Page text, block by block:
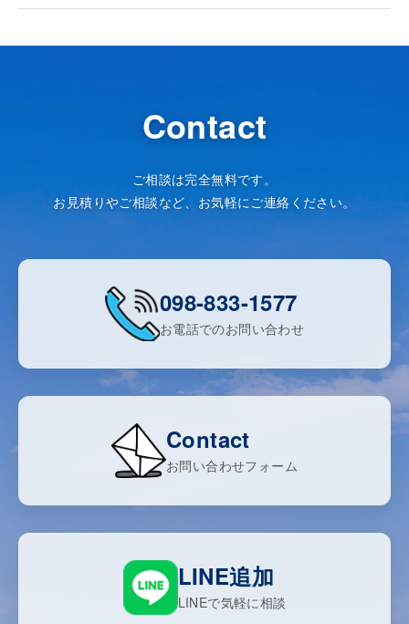
Contact
ご相談は完全無料です。
お見積りやご相談など、お気軽にご連絡ください。
098-833-1577
お電話でのお問い合わせ
Contact
お問い合わせフォーム
LINE追加
LINEで気軽に相談